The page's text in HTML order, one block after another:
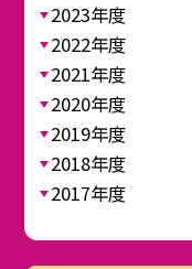
2023年度
2022年度
2021年度
2020年度
2019年度
2018年度
2017年度